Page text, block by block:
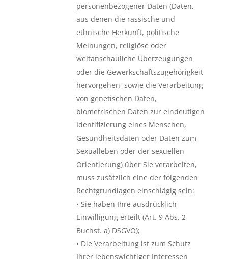
personenbezogener Daten (Daten,
aus denen die rassische und
ethnische Herkunft, politische
Meinungen, religiöse oder
weltanschauliche Überzeugungen
oder die Gewerkschaftszugehörigkeit
hervorgehen, sowie die Verarbeitung
von genetischen Daten,
biometrischen Daten zur eindeutigen
Identifizierung eines Menschen,
Gesundheitsdaten oder Daten zum
Sexualleben oder der sexuellen
Orientierung) über Sie verarbeiten,
muss zusätzlich eine der folgenden
Rechtgrundlagen einschlägig sein:
• Sie haben Ihre ausdrücklich
Einwilligung erteilt (Art. 9 Abs. 2
Buchst. a) DSGVO);
• Die Verarbeitung ist zum Schutz
Ihrer lebenswichtiger Interessen